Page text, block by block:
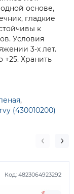
основе,
гладкие
к
Условия
3-х лет.
+25. Хранить
,
(430010200)
Код: 4823064923292